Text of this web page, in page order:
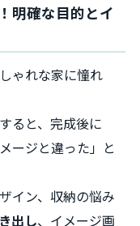
明確な目的とイ
ゃれな家に憧れ
ると、完成後に
ージと違った」と
イン、収納の悩み
出し、イメージ画